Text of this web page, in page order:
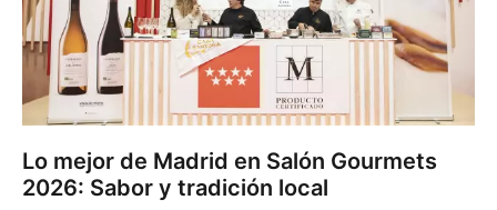
Lo mejor de Madrid en Salón Gourmets
2026: Sabor y tradición local